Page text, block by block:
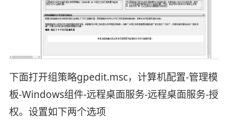
下面打开组策略gpedit.msc，计算机配置-管理模
板-Windows组件-远程桌面服务-远程桌面服务-授
权。设置如下两个选项